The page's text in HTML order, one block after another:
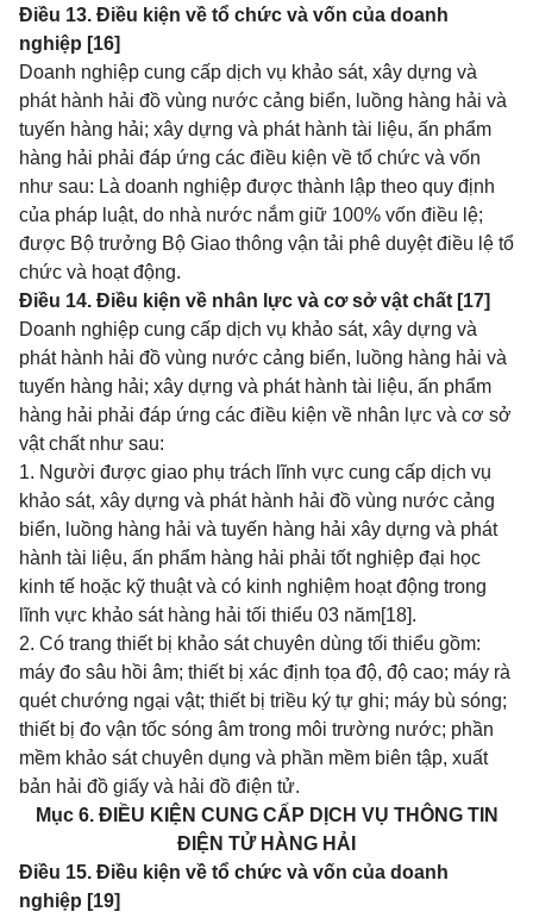
Điều 13. Điều kiện về tổ chức và vốn của doanh
nghiệp [16]
Doanh nghiệp cung cấp dịch vụ khảo sát, xây dựng và
phát hành hải đồ vùng nước cảng biển, luồng hàng hải và
tuyến hàng hải; xây dựng và phát hành tài liệu, ấn phẩm
hàng hải phải đáp ứng các điều kiện về tổ chức và vốn
như sau: Là doanh nghiệp được thành lập theo quy định
của pháp luật, do nhà nước nắm giữ 100% vốn điều lệ;
được Bộ trưởng Bộ Giao thông vận tải phê duyệt điều lệ tổ
chức và hoạt động.
Điều 14. Điều kiện về nhân lực và cơ sở vật chất [17]
Doanh nghiệp cung cấp dịch vụ khảo sát, xây dựng và
phát hành hải đồ vùng nước cảng biển, luồng hàng hải và
tuyến hàng hải; xây dựng và phát hành tài liệu, ấn phẩm
hàng hải phải đáp ứng các điều kiện về nhân lực và cơ sở
vật chất như sau:
1. Người được giao phụ trách lĩnh vực cung cấp dịch vụ
khảo sát, xây dựng và phát hành hải đồ vùng nước cảng
biển, luồng hàng hải và tuyến hàng hải xây dựng và phát
hành tài liệu, ấn phẩm hàng hải phải tốt nghiệp đại học
kinh tế hoặc kỹ thuật và có kinh nghiệm hoạt động trong
lĩnh vực khảo sát hàng hải tối thiểu 03 năm[18].
2. Có trang thiết bị khảo sát chuyên dùng tối thiểu gồm:
máy đo sâu hồi âm; thiết bị xác định tọa độ, độ cao; máy rà
quét chướng ngại vật; thiết bị triều ký tự ghi; máy bù sóng;
thiết bị đo vận tốc sóng âm trong môi trường nước; phần
mềm khảo sát chuyên dụng và phần mềm biên tập, xuất
bản hải đồ giấy và hải đồ điện tử.
Mục 6. ĐIỀU KIỆN CUNG CẤP DỊCH VỤ THÔNG TIN
ĐIỆN TỬ HÀNG HẢI
Điều 15. Điều kiện về tổ chức và vốn của doanh
nghiệp [19]